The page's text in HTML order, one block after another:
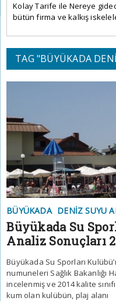
Kolay Tarife ile Nereye
bütün firma ve kalkış
TAG "BÜYÜKADA
BÜYÜKADA DENIZ SUYU
Büyükada Su
Analiz Sonuçları
Büyükada Su Sporları
numuneleri Sağlık Bakanlığı
incelenmiş ve 2014 kalite
kum olan kulübün, plaj alanı